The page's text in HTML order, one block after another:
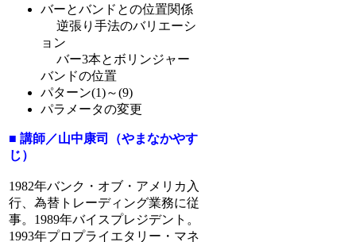
バーとバンドとの位置関係
逆張り手法のバリエーシ
ョン
バー3本とボリンジャー
バンドの位置
パターン(1)～(9)
パラメータの変更
■ 講師／山中康司（やまなかやす
じ）
1982年バンク・オブ・アメリカ入
行、為替トレーディング業務に従
事。1989年バイスプレジデント。
1993年プロプライエタリー・マネ